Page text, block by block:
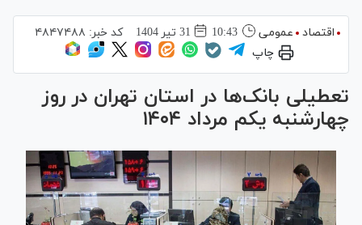
اقتصاد عمومی 10:43 31 تير 1404 کد خبر: ۴۸۴۷۴۸۸
چاپ
تعطیلی بانک‌ها در استان تهران در روز
چهارشنبه یکم مرداد ۱۴۰۴